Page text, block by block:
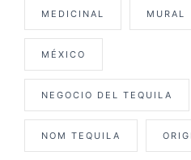
MEDICINAL MURAL
MÉXICO
NEGOCIO DEL TEQUILA
NOM TEQUILA